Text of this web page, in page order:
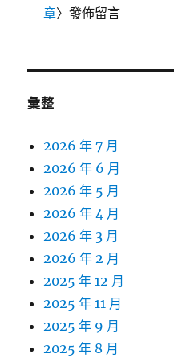
章〉發佈留言
彙整
2026 年 7 月
2026 年 6 月
2026 年 5 月
2026 年 4 月
2026 年 3 月
2026 年 2 月
2025 年 12 月
2025 年 11 月
2025 年 9 月
2025 年 8 月